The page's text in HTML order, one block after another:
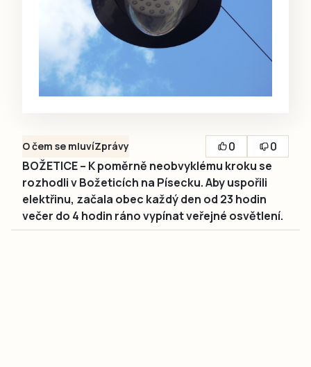
O čem se mluvíZprávy 0
0
BOŽETICE – K poměrně neobvyklému kroku se
rozhodli v Božeticích na Písecku. Aby uspořili
elektřinu, začala obec každý den od 23 hodin
večer do 4 hodin ráno vypínat veřejné osvětlení.